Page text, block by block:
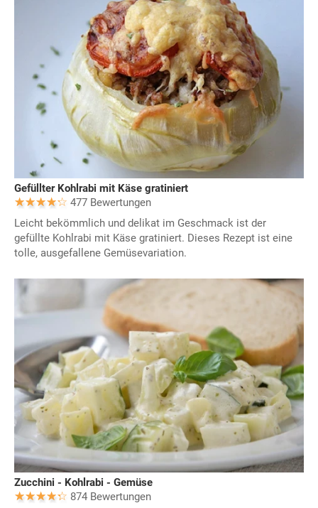
Gefüllter Kohlrabi mit Käse gratiniert
477 Bewertungen
Leicht bekömmlich und delikat im Geschmack ist der
gefüllte Kohlrabi mit Käse gratiniert. Dieses Rezept ist eine
tolle, ausgefallene Gemüsevariation.
Zucchini - Kohlrabi - Gemüse
874 Bewertungen